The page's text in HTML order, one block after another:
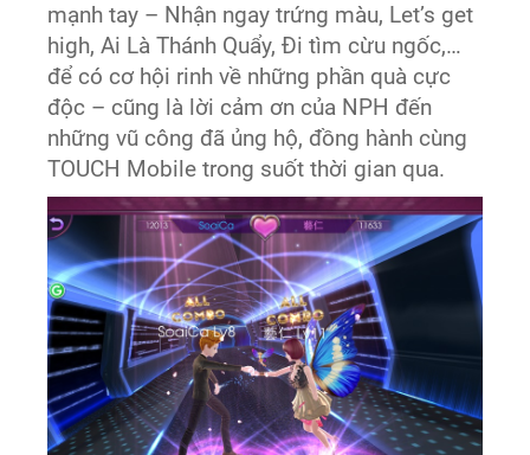
mạnh tay – Nhận ngay trứng màu, Let’s get
high, Ai Là Thánh Quẩy, Đi tìm cừu ngốc,…
để có cơ hội rinh về những phần quà cực
độc – cũng là lời cảm ơn của NPH đến
những vũ công đã ủng hộ, đồng hành cùng
TOUCH Mobile trong suốt thời gian qua.